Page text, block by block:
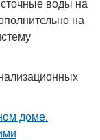
на